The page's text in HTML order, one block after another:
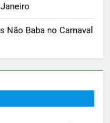
Não Baba no Carnaval